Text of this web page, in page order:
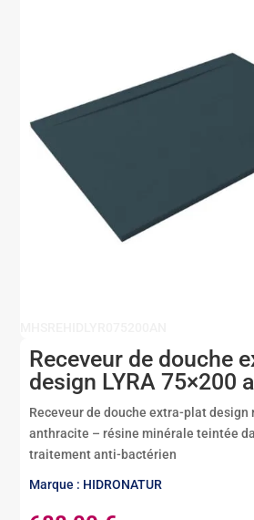
Receveur de douche
design LYRA 75×200
Receveur de douche extra-plat
anthracite – résine minérale teintée
traitement anti-bactérien
Marque : HIDRONATUR